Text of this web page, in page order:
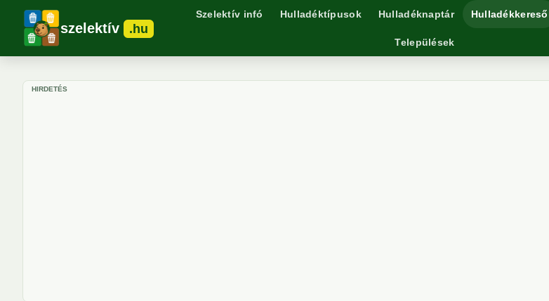
szelektív .hu
Szelektív infó Hulladéktípusok Hulladéknaptár Hulladékkereső
Települések
HIRDETÉS